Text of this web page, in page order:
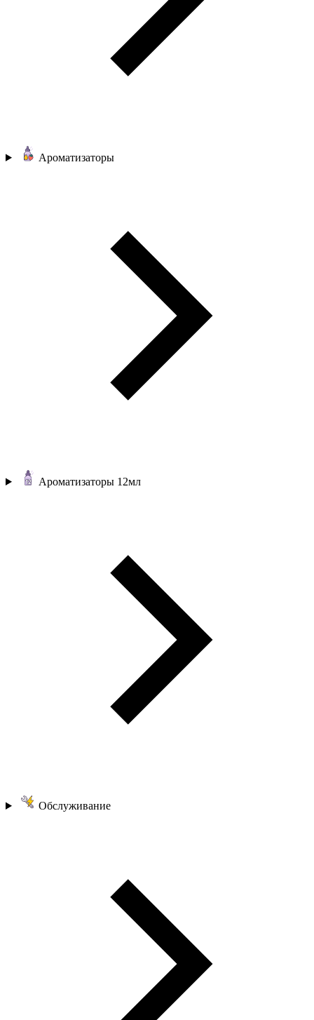
Ароматизаторы
Ароматизаторы 12мл
Обслуживание